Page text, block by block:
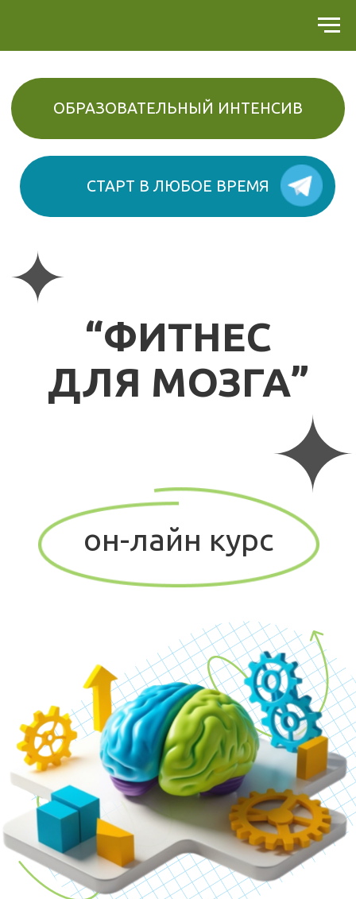
ДЛЯ МОЗГА”
Курс "Фитнес для мозга" поможет улучшить
память, внимание и стрессоустойчивость.
Регулярные упражнения замедляют
старение мозга и повышают
продуктивность.
Начните тренировать свой мозг уже
сегодня!
ПОЛУЧИТЬ КОНСУЛЬТАЦИЮ
он-лайн курс
ОБРАЗОВАТЕЛЬНЫЙ ИНТЕНСИВ